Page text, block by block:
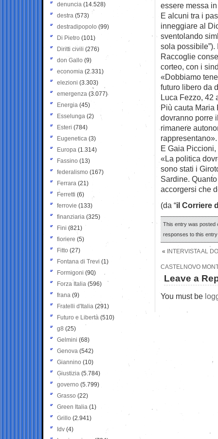
essere messa
E alcuni tra i
inneggiare al
sventolando
sola
Raccoglie
corteo, con i
«Dobbiamo
futuro libero da
Luca Fezzo, 42
Più cauta Maria
dovranno porre
rimanere
rappresentano».
E Gaia
«La politica
sono stati i
Sardine.
accorgersi che
(da “il Corriere
This entry was posted
responses to this
« INTERVISTA AL
CASTELNOVO
Leave a
You must be
denuncia (14.528)
destra (573)
destradipopolo (99)
Di Pietro (101)
Diritti civili (276)
don Gallo (9)
economia (2.331)
elezioni (3.303)
emergenza (3.077)
Energia (45)
Esselunga (2)
Esteri (784)
Eugenetica (3)
Europa (1.314)
Fassino (13)
federalismo (167)
Ferrara (21)
Ferretti (6)
ferrovie (133)
finanziaria (325)
Fini (821)
fioriere (5)
Fitto (27)
Fontana di Trevi (1)
Formigoni (90)
Forza Italia (596)
frana (9)
Fratelli d'Italia (291)
Futuro e Libertà (510)
g8 (25)
Gelmini (68)
Genova (542)
Giannino (10)
Giustizia (5.784)
governo (5.799)
Grasso (22)
Green Italia (1)
Grillo (2.941)
Idv (4)